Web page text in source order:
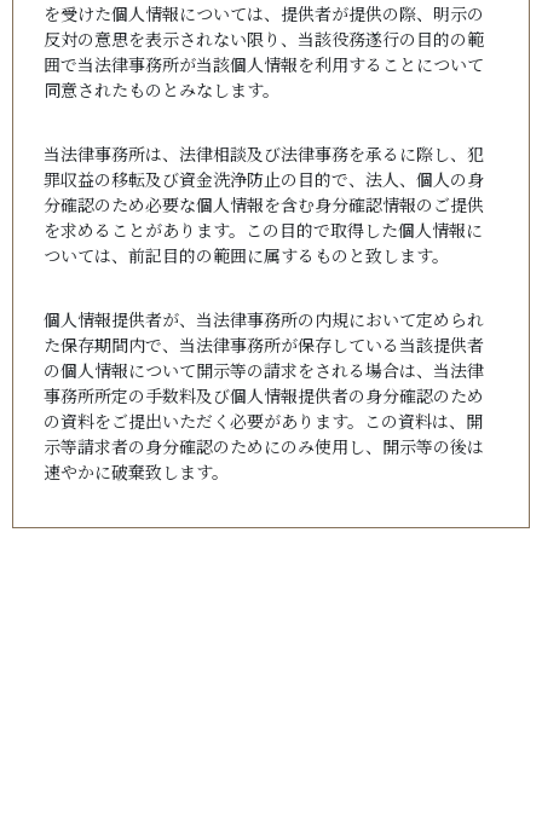
を受けた個人情報については、提供者が提供の際、明示の
反対の意思を表示されない限り、当該役務遂行の目的の範
囲で当法律事務所が当該個人情報を利用することについて
同意されたものとみなします。
当法律事務所は、法律相談及び法律事務を承るに際し、犯
罪収益の移転及び資金洗浄防止の目的で、法人、個人の身
分確認のため必要な個人情報を含む身分確認情報のご提供
を求めることがあります。この目的で取得した個人情報に
ついては、前記目的の範囲に属するものと致します。
個人情報提供者が、当法律事務所の内規において定められ
た保存期間内で、当法律事務所が保存している当該提供者
の個人情報について開示等の請求をされる場合は、当法律
事務所所定の手数料及び個人情報提供者の身分確認のため
の資料をご提出いただく必要があります。この資料は、開
示等請求者の身分確認のためにのみ使用し、開示等の後は
速やかに破棄致します。